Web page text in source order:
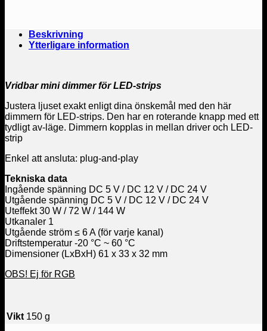
Beskrivning
Ytterligare information
Vridbar mini dimmer för LED-strips
Justera ljuset exakt enligt dina önskemål med den här
dimmern för LED-strips. Den har en roterande knapp med ett
tydligt av-läge. Dimmern kopplas in mellan driver och LED-
strip
Enkel att ansluta: plug-and-play
Tekniska data
Ingående spänning DC 5 V / DC 12 V / DC 24 V
Utgående spänning DC 5 V / DC 12 V / DC 24 V
Uteffekt 30 W / 72 W / 144 W
Utkanaler 1
Utgående ström ≤ 6 A (för varje kanal)
Driftstemperatur -20 °C ~ 60 °C
Dimensioner (LxBxH) 61 x 33 x 32 mm
OBS! Ej för RGB
Vikt 150 g